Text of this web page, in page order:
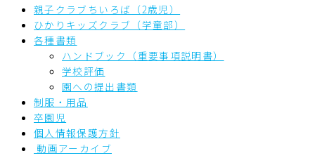
親子クラブちいろば（2歳児）
ひかりキッズクラブ（学童部）
各種書類
ハンドブック（重要事項説明書）
学校評価
園への提出書類
制服・用品
卒園児
個人情報保護方針
動画アーカイブ